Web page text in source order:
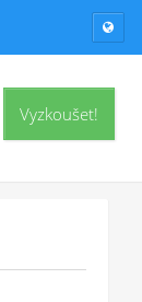
Vyzkoušet!